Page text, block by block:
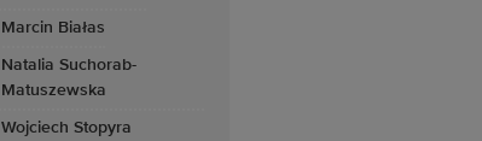
Marcin Białas
Natalia Suchorab-
Matuszewska
Wojciech Stopyra